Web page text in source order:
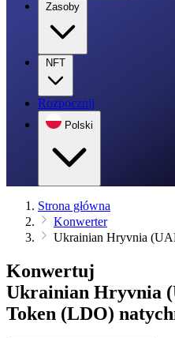
Zasoby
NFT
Rozpocznij
Polski
Strona główna
Konwerter
Ukrainian Hryvnia
Konwertuj
Ukrainian Hryvnia
Token (LDO)